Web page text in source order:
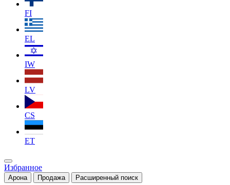
FI
EL
IW
LV
CS
ET
Избранное
Арона Продажа Расширенный поиск